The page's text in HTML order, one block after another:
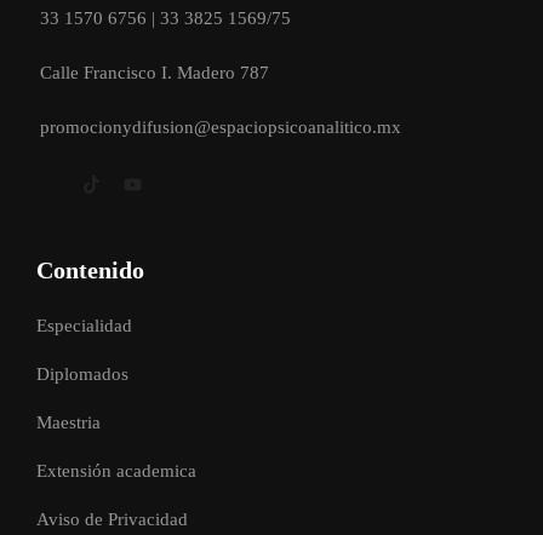
33 1570 6756 | 33 3825 1569/75
Calle Francisco I. Madero 787
promocionydifusion@espaciopsicoanalitico.mx
Contenido
Especialidad
Diplomados
Maestria
Extensión academica
Aviso de Privacidad